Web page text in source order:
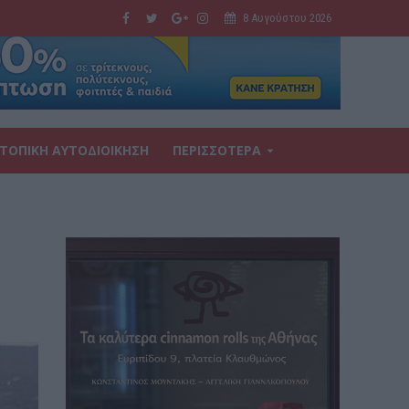
8 Αυγούστου 2026
ΑΥΤΟΔΙΟΙΚΗΣΗ ΠΕΡΙΣΣΟΤΕΡΑ